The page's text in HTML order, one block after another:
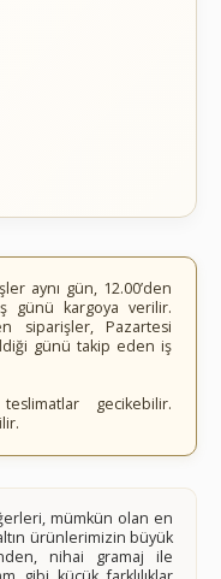
aynı gün, 12.00’den
günü kargoya verilir.
siparişler, Pazartesi
günü takip eden iş
gecikebilir.
mümkün olan en
ürünlerimizin büyük
nihai gramaj ile